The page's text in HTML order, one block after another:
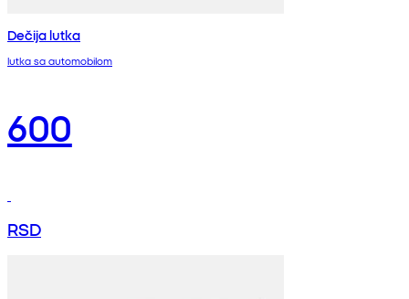
Dečija lutka
lutka sa automobilom
600
RSD